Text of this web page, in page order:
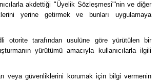
akdettiği "Üyelik Sözleşmesi"'nin ve diğer
yerine getirmek ve bunları uygulamaya
otorite tarafından usulüne göre yürütülen bir
yürütümü amacıyla kullanıcılarla ilgili
veya güvenliklerini korumak için bilgi vermenin